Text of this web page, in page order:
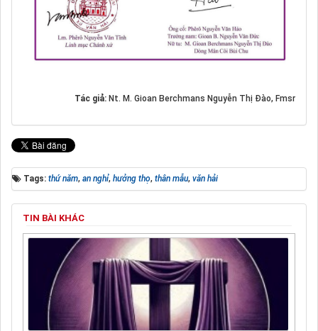
Tác giả: Nt. M. Gioan Berchmans Nguyễn Thị Đào, Fmsr
Tags: thứ năm, an nghỉ, hưởng thọ, thân mẫu, văn hải
TIN BÀI KHÁC